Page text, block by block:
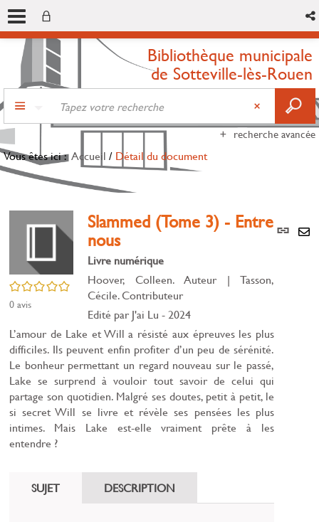
Bibliothèque municipale
de Sotteville-lès-Rouen
recherche avancée
Vous êtes ici : Accueil / Détail du document
Lien
/5
0avis
Slammed (Tome 3) - Entre
nous
Livre numérique
Hoover, Colleen. Auteur|Tasson,
Cécile. Contributeur
Edité par J'ai Lu - 2024
L’amour de Lake et Will a résisté aux épreuves les plus
difficiles. Ils peuvent enfin profiter d’un peu de sérénité.
Le bonheur permettant un regard nouveau sur le passé,
Lake se surprend à vouloir tout savoir de celui qui
partage son quotidien. Malgré ses doutes, petit à petit, le
si secret Will se livre et révèle ses pensées les plus
intimes. Mais Lake est-elle vraiment prête à les
entendre ?
SUJET DESCRIPTION